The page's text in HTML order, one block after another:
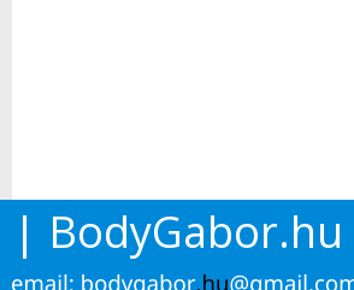
| BodyGabor.hu